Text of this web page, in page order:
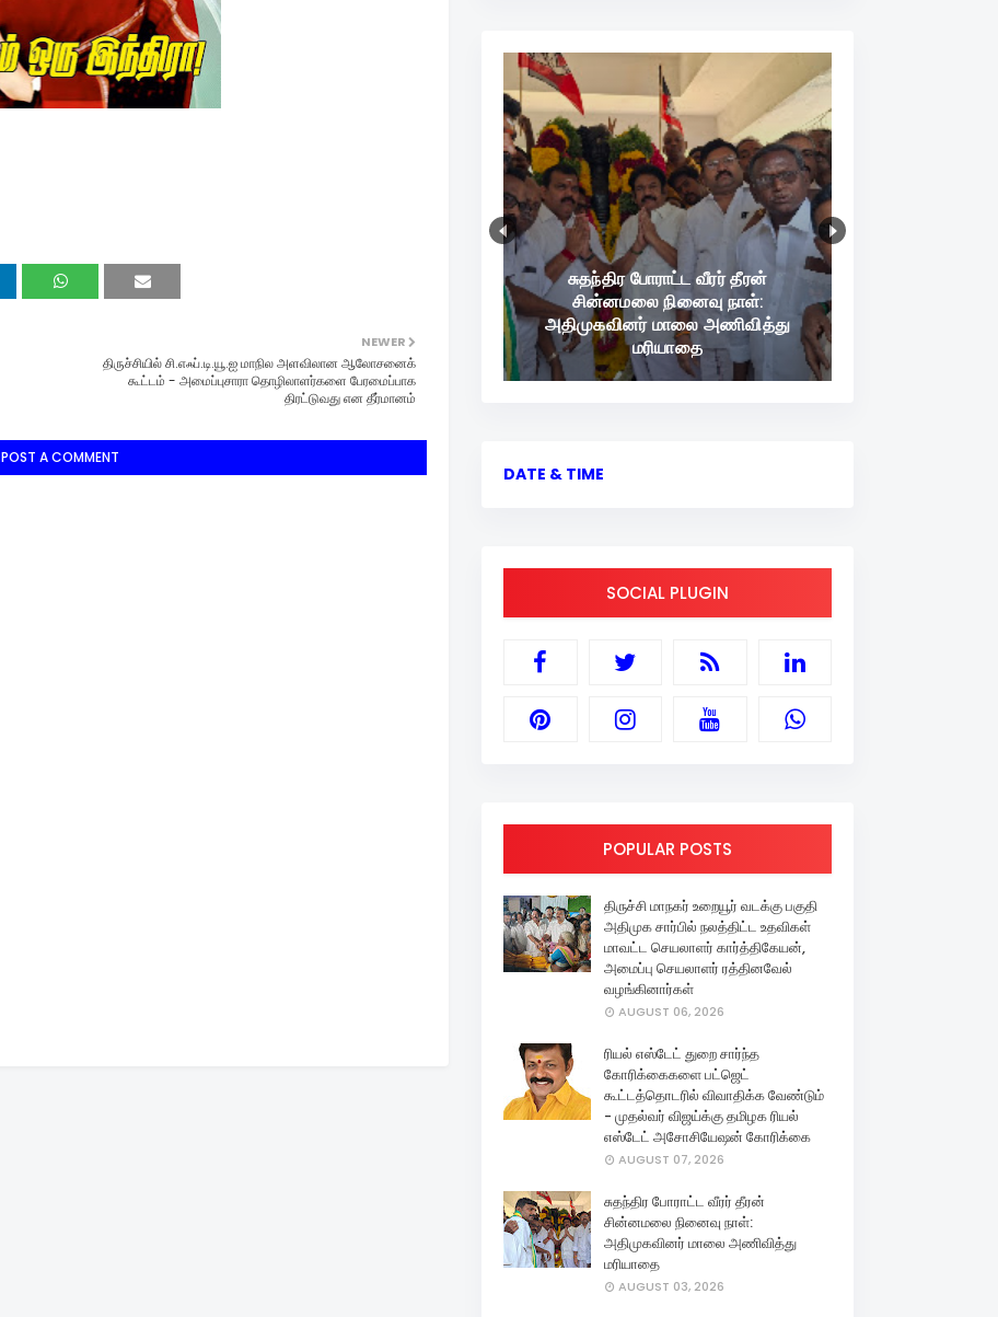
NEWER
திருச்சியில் சி.எஃப்.டி.யூ.ஐ மாநில அளவிலான ஆலோசனைக்
கூட்டம் - அமைப்புசாரா தொழிலாளர்களை பேரமைப்பாக
திரட்டுவது என தீர்மானம்
POST A COMMENT
சுதந்திர போராட்ட வீரர் தீரன்
சின்னமலை நினைவு நாள்:
அதிமுகவினர் மாலை அணிவித்து
மரியாதை
DATE & TIME
SOCIAL PLUGIN
POPULAR POSTS
திருச்சி மாநகர் உறையூர் வடக்கு பகுதி
அதிமுக சார்பில் நலத்திட்ட உதவிகள்
மாவட்ட செயலாளர் கார்த்திகேயன்,
அமைப்பு செயலாளர் ரத்தினவேல்
வழங்கினார்கள்
AUGUST 06, 2026
ரியல் எஸ்டேட் துறை சார்ந்த
கோரிக்கைகளை பட்ஜெட்
கூட்டத்தொடரில் விவாதிக்க வேண்டும்
- முதல்வர் விஜய்க்கு தமிழக ரியல்
எஸ்டேட் அசோசியேஷன் கோரிக்கை
AUGUST 07, 2026
சுதந்திர போராட்ட வீரர் தீரன்
சின்னமலை நினைவு நாள்:
அதிமுகவினர் மாலை அணிவித்து
மரியாதை
AUGUST 03, 2026